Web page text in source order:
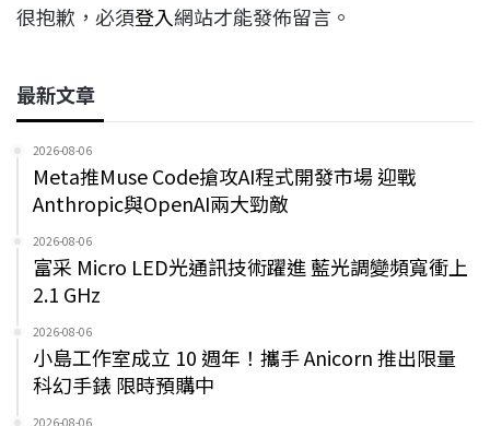
很抱歉，必須登入網站才能發佈留言。
最新文章
2026-08-06
Meta推Muse Code搶攻AI程式開發市場 迎戰
Anthropic與OpenAI兩大勁敵
2026-08-06
富采 Micro LED光通訊技術躍進 藍光調變頻寬衝上
2.1 GHz
2026-08-06
小島工作室成立 10 週年！攜手 Anicorn 推出限量
科幻手錶 限時預購中
2026-08-06